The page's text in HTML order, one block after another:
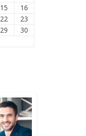
15
16
22
23
29
30